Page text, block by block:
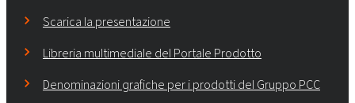
Scarica la presentazione
Libreria multimediale del Portale Prodotto
Denominazioni grafiche per i prodotti del Gruppo PCC